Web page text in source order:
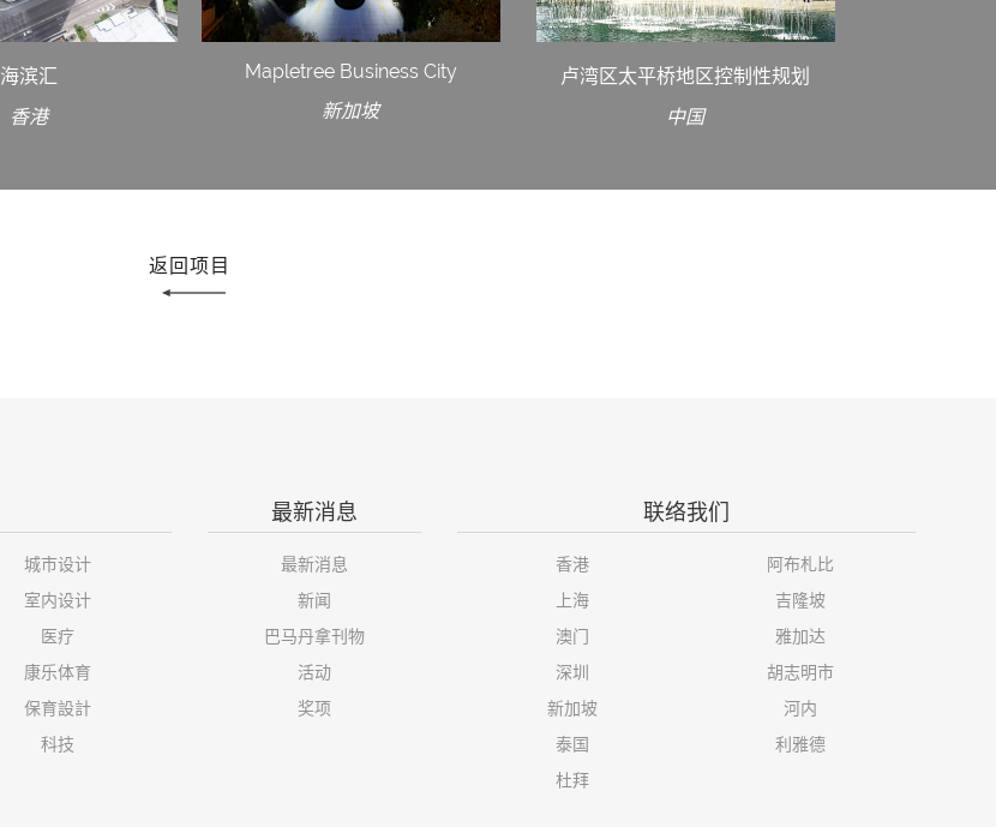
海滨汇
香港
Mapletree Business City
新加坡
卢湾区太平桥地区控制性规划
中国
返回项目
城市设计
室内设计
医疗
康乐体育
保育設計
科技
最新消息
最新消息
新闻
巴马丹拿刊物
活动
奖项
联络我们
香港
上海
澳门
深圳
新加坡
泰国
杜拜
阿布札比
吉隆坡
雅加达
胡志明市
河内
利雅德